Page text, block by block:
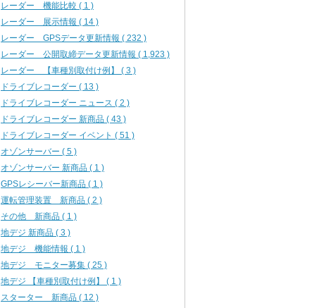
レーダー 機能比較 ( 1 )
レーダー 展示情報 ( 14 )
レーダー GPSデータ更新情報 ( 232 )
レーダー 公開取締データ更新情報 ( 1,923 )
レーダー 【車種別取付け例】 ( 3 )
ドライブレコーダー ( 13 )
ドライブレコーダー ニュース ( 2 )
ドライブレコーダー 新商品 ( 43 )
ドライブレコーダー イベント ( 51 )
オゾンサーバー ( 5 )
オゾンサーバー 新商品 ( 1 )
GPSレシーバー新商品 ( 1 )
運転管理装置 新商品 ( 2 )
その他 新商品 ( 1 )
地デジ 新商品 ( 3 )
地デジ 機能情報 ( 1 )
地デジ モニター募集 ( 25 )
地デジ 【車種別取付け例】 ( 1 )
スターター 新商品 ( 12 )